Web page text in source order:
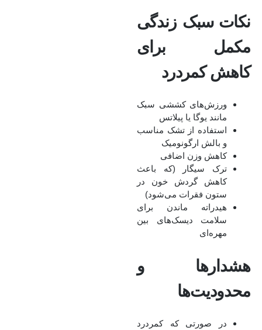
نکات سبک زندگی
مکمل برای
کاهش کمردرد
ورزش‌های کششی سبک
مانند یوگا یا پیلاتس
استفاده از تشک مناسب
و بالش ارگونومیک
کاهش وزن اضافی
ترک سیگار (که باعث
کاهش گردش خون در
ستون فقرات می‌شود)
هیدراته ماندن برای
سلامت دیسک‌های بین
مهره‌ای
هشدارها و
محدودیت‌ها
در صورتی که کمردرد